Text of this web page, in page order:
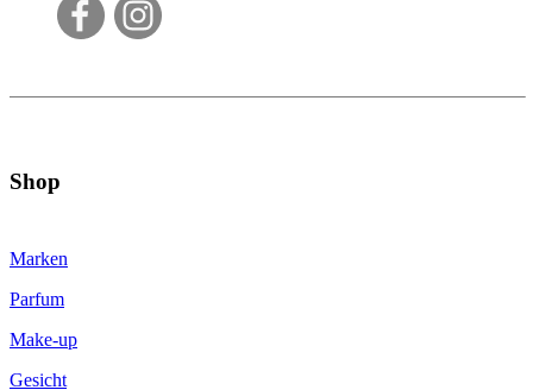
Shop
Marken
Parfum
Make-up
Gesicht